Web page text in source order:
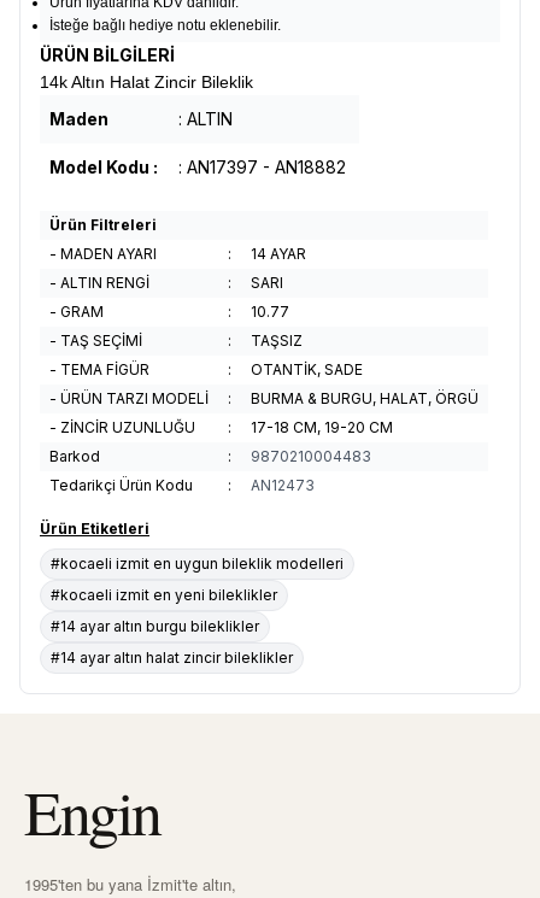
İsteğe bağlı hediye notu eklenebilir.
ÜRÜN BİLGİLERİ
14k Altın Halat Zincir Bileklik
Maden : ALTIN
Model Kodu : : AN17397 - AN18882
Ürün Filtreleri
- MADEN AYARI
:
14 AYAR
- ALTIN RENGİ
:
SARI
- GRAM
:
10.77
- TAŞ SEÇİMİ
:
TAŞSIZ
- TEMA FİGÜR
:
OTANTİK, SADE
- ÜRÜN TARZI MODELİ
:
BURMA & BURGU, HALAT, ÖRGÜ
- ZİNCİR UZUNLUĞU
:
17-18 CM, 19-20 CM
Barkod
:
9870210004483
Tedarikçi Ürün Kodu
: AN12473
Ürün Etiketleri
#kocaeli izmit en uygun bileklik modelleri
#kocaeli izmit en yeni bileklikler
#14 ayar altın burgu bileklikler
#14 ayar altın halat zincir bileklikler
Engin
1995'ten bu yana İzmit'te altın,